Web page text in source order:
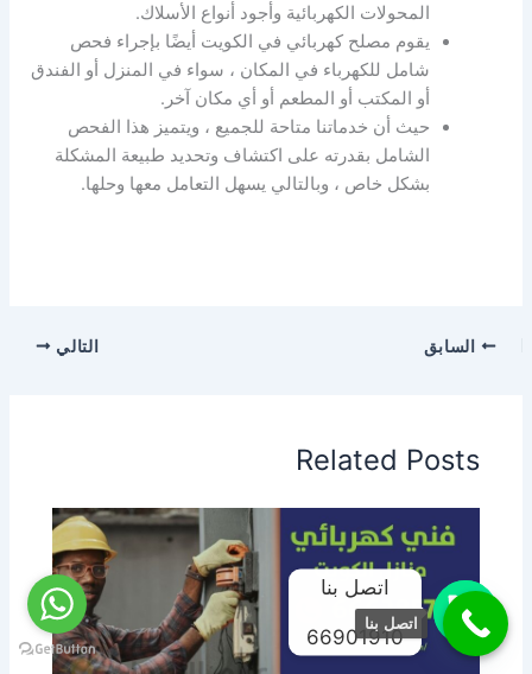
المحولات الكهربائية وأجود أنواع الأسلاك.
يقوم مصلح كهربائي في الكويت أيضًا بإجراء فحص
شامل للكهرباء في المكان ، سواء في المنزل أو الفندق
أو المكتب أو المطعم أو أي مكان آخر.
حيث أن خدماتنا متاحة للجميع ، ويتميز هذا الفحص
الشامل بقدرته على اكتشاف وتحديد طبيعة المشكلة
بشكل خاص ، وبالتالي يسهل التعامل معها وحلها.
السابق التالي
Related Posts
اتصل بنا
اتصل بنا
66901910